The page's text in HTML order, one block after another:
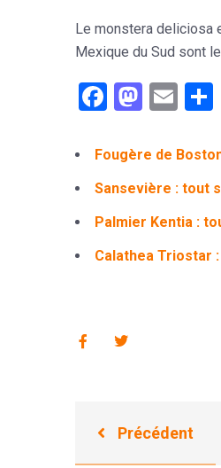
Le monstera deliciosa
Mexique du Sud sont
Facebook
Fougère de
Sansevière : tout
Palmier Kentia :
Calathea Triostar
Précédent